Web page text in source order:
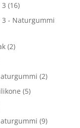
(16)
3 - Naturgummi
(2)
(2)
(5)
(9)